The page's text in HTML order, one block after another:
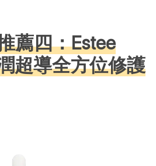
薦四：Estee
超導全方位修護